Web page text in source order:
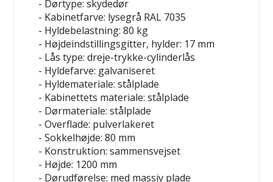
- Dørtype: skydedør
- Kabinetfarve: lysegrå RAL 7035
- Hyldebelastning: 80 kg
- Højdeindstillingsgitter, hylder: 17 mm
- Lås type: dreje-trykke-cylinderlås
- Hyldefarve: galvaniseret
- Hyldemateriale: stålplade
- Kabinettets materiale: stålplade
- Dørmateriale: stålplade
- Overflade: pulverlakeret
- Sokkelhøjde: 80 mm
- Konstruktion: sammensvejset
- Højde: 1200 mm
- Dørudførelse: med massiv plade